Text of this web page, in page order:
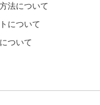
法について
について
ついて